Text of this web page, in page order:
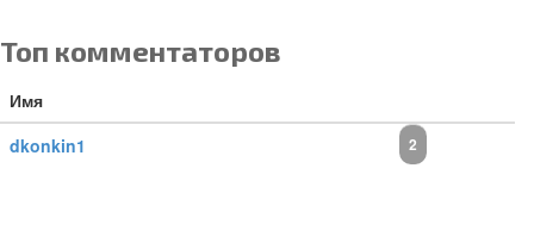
Топ комментаторов
Имя
dkonkin1
2